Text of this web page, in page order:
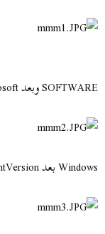
SOFTWARE وبعد Microsoft نشاهد بصوره
Windows بعد CurrentVersion مثال بصوره